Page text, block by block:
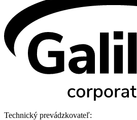
Technický prevádzkovateľ: